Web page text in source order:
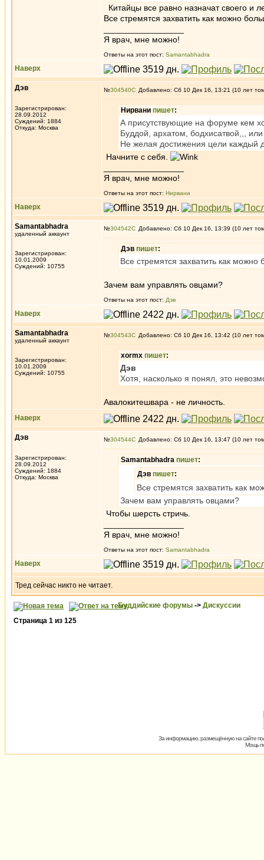
Китайцы все равно назначат своего и
Все стремятся захватить как можно
Я врач, мне можно!
Ответы на этот пост: Samantabhadra
Наверх
Дэв
Зарегистрирован:
28.09.2012
Суждений: 1884
Откуда: Москва
№304540 Добавлено: Сб 10 Дек 16, 13:21 (10 лет
Нирвани пишет:
А присутствующие на форуме кем
Буддой, архатом, бодхисатвой,,,
Не желая достижения цели каждый
Начните с себя.
Я врач, мне можно!
Ответы на этот пост: Нирвани
Наверх
Samantabhadra
удаленный аккаунт
Зарегистрирован:
10.01.2009
Суждений: 10755
№304542 Добавлено: Сб 10 Дек 16, 13:39 (10 лет
Дэв пишет:
Все стремятся захватить как
Зачем вам управлять овцами?
Ответы на этот пост: Дэв
Наверх
Samantabhadra
удаленный аккаунт
Зарегистрирован:
10.01.2009
Суждений: 10755
№304543 Добавлено: Сб 10 Дек 16, 13:42 (10 лет
xormx пишет:
Дэв
Хотя, насколько я понял, это
Авалокитешвара - не личность.
Наверх
Дэв
Зарегистрирован:
28.09.2012
Суждений: 1884
Откуда: Москва
№304544 Добавлено: Сб 10 Дек 16, 13:47 (10 лет
Samantabhadra пишет:
Дэв пишет:
Все стремятся захватить как
Зачем вам управлять овцами?
Чтобы шерсть стричь.
Я врач, мне можно!
Ответы на этот пост: Samantabhadra
Наверх
Тред сейчас никто не читает.
Буддийские форумы -> Дискуссии
Страница 1 из 125
За информацию, размещённую на сайте
Мощь